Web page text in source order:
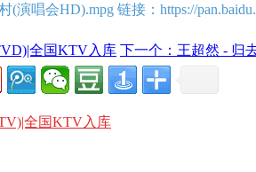
唱会HD).mpg 链接：https://
全国KTV入库 下一个：王超然 - 归
全国KTV入库